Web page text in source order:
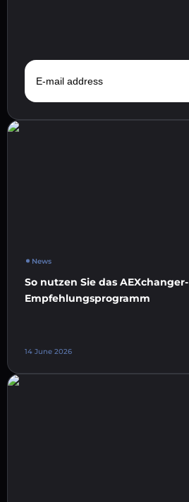
E-mail address
News
So nutzen Sie das AEXchanger-
Empfehlungsprogramm
14 June 2026